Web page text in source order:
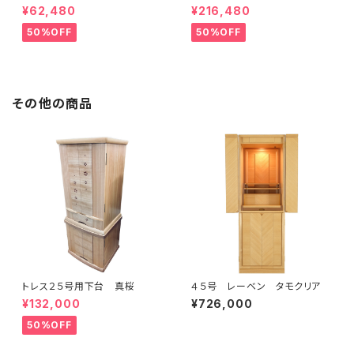
¥62,480
50%OFF
¥216,480
50%OFF
その他の商品
トレス２５号用下台 真桜
¥132,000
50%OFF
４５号 レーベン タモクリア
¥726,000